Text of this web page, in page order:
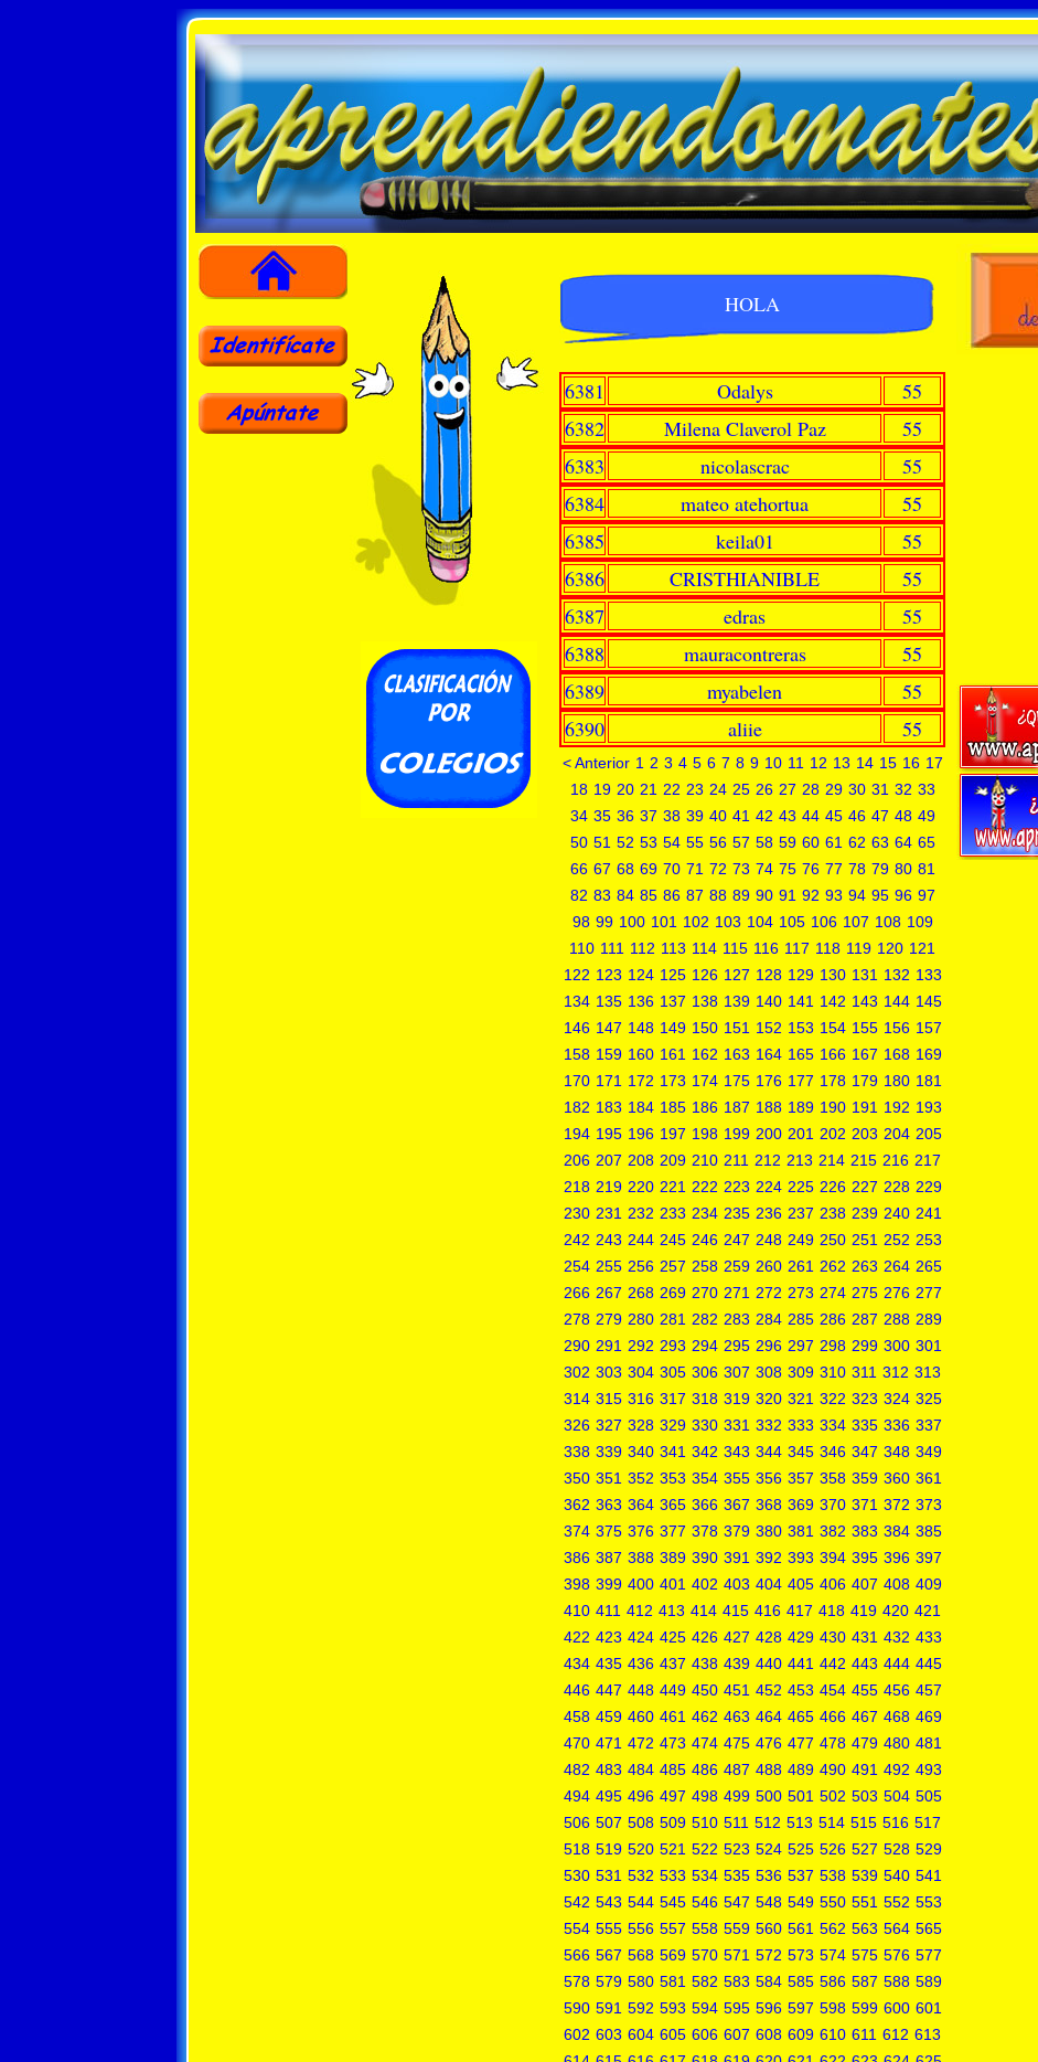
HOLA
6381 Odalys
55
6382
Milena Claverol Paz
55
6383
nicolascrac
55
6384
mateo atehortua
55
6385
keila01
55
6386
CRISTHIANIBLE
55
6387
edras
55
6388
mauracontreras
55
6389
myabelen
55
6390
aliie 55
< Anterior 1 2 3 4 5 6 7 8 9 10 11 12 13 14 15 16 17
18 19 20 21 22 23 24 25 26 27 28 29 30 31 32 33
34 35 36 37 38 39 40 41 42 43 44 45 46 47 48 49
50 51 52 53 54 55 56 57 58 59 60 61 62 63 64 65
66 67 68 69 70 71 72 73 74 75 76 77 78 79 80 81
82 83 84 85 86 87 88 89 90 91 92 93 94 95 96 97
98 99 100 101 102 103 104 105 106 107 108 109
110 111 112 113 114 115 116 117 118 119 120 121
122 123 124 125 126 127 128 129 130 131 132 133
134 135 136 137 138 139 140 141 142 143 144 145
146 147 148 149 150 151 152 153 154 155 156 157
158 159 160 161 162 163 164 165 166 167 168 169
170 171 172 173 174 175 176 177 178 179 180 181
182 183 184 185 186 187 188 189 190 191 192 193
194 195 196 197 198 199 200 201 202 203 204 205
206 207 208 209 210 211 212 213 214 215 216 217
218 219 220 221 222 223 224 225 226 227 228 229
230 231 232 233 234 235 236 237 238 239 240 241
242 243 244 245 246 247 248 249 250 251 252 253
254 255 256 257 258 259 260 261 262 263 264 265
266 267 268 269 270 271 272 273 274 275 276 277
278 279 280 281 282 283 284 285 286 287 288 289
290 291 292 293 294 295 296 297 298 299 300 301
302 303 304 305 306 307 308 309 310 311 312 313
314 315 316 317 318 319 320 321 322 323 324 325
326 327 328 329 330 331 332 333 334 335 336 337
338 339 340 341 342 343 344 345 346 347 348 349
350 351 352 353 354 355 356 357 358 359 360 361
362 363 364 365 366 367 368 369 370 371 372 373
374 375 376 377 378 379 380 381 382 383 384 385
386 387 388 389 390 391 392 393 394 395 396 397
398 399 400 401 402 403 404 405 406 407 408 409
410 411 412 413 414 415 416 417 418 419 420 421
422 423 424 425 426 427 428 429 430 431 432 433
434 435 436 437 438 439 440 441 442 443 444 445
446 447 448 449 450 451 452 453 454 455 456 457
458 459 460 461 462 463 464 465 466 467 468 469
470 471 472 473 474 475 476 477 478 479 480 481
482 483 484 485 486 487 488 489 490 491 492 493
494 495 496 497 498 499 500 501 502 503 504 505
506 507 508 509 510 511 512 513 514 515 516 517
518 519 520 521 522 523 524 525 526 527 528 529
530 531 532 533 534 535 536 537 538 539 540 541
542 543 544 545 546 547 548 549 550 551 552 553
554 555 556 557 558 559 560 561 562 563 564 565
566 567 568 569 570 571 572 573 574 575 576 577
578 579 580 581 582 583 584 585 586 587 588 589
590 591 592 593 594 595 596 597 598 599 600 601
602 603 604 605 606 607 608 609 610 611 612 613